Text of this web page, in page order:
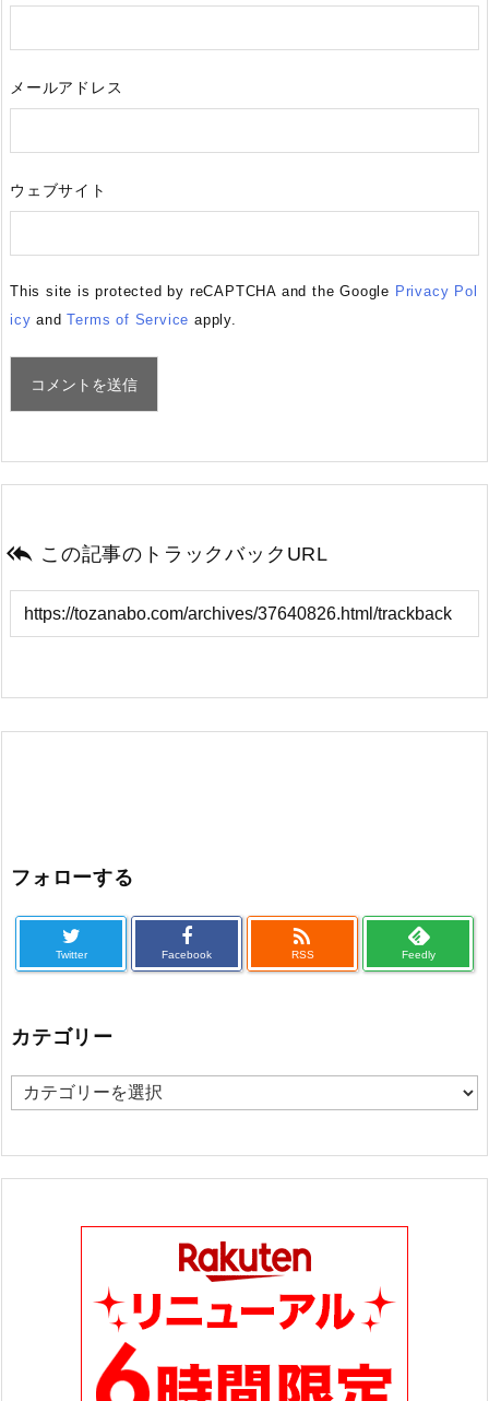
メールアドレス
ウェブサイト
This site is protected by reCAPTCHA and the Google Privacy Pol
icy andTerms of Service apply.
 この記事のトラックバックURL
フォローする
Twitter Facebook

RSS Feedly
カテゴリー
カ
ゴ